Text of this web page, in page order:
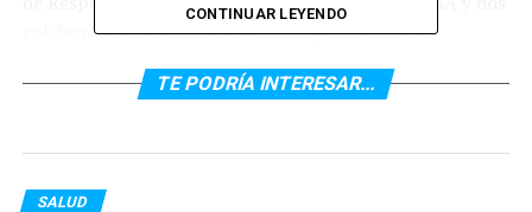
colaboradores, Damaris González y Alexandro D
CONTINUAR LEYENDO
TE PODRÍA INTERESAR...
SALUD